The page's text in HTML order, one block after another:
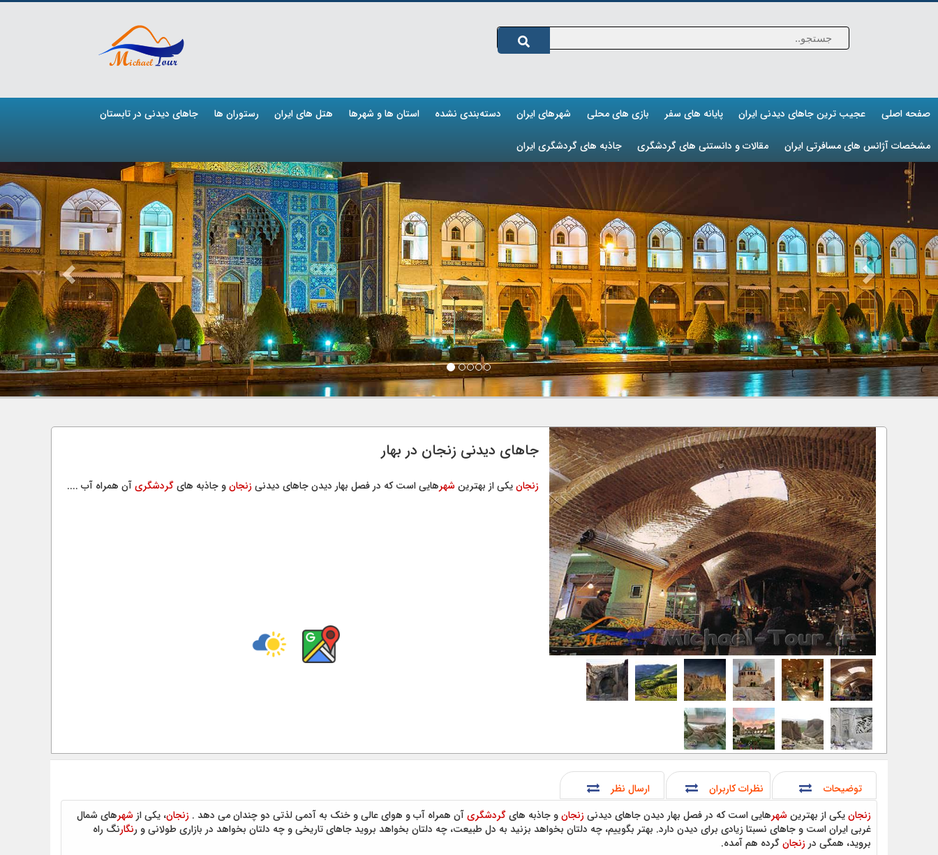
صفحه اصلی عجیب ترین جاهای دیدنی ایران پایانه های سفر بازی های محلی شهرهای ایران دسته‌بندی نشده استان ها و شهرها هتل های ایران رستوران ها جاهای دیدنی در تابستان
مشخصات آژانس های مسافرتی ایران مقالات و دانستنی های گردشگری جاذبه های گردشگری ایران
جاهای دیدنی زنجان در بهار
زنجانیکی از بهترینشهرهایی است که در فصل بهار دیدن جاهای دیدنیزنجانو جاذبه هایگردشگریآن همراه آب ....
توضیحات نظرات کاربران
ارسال نظر
زنجانیکی از بهترینشهرهایی است که در فصل بهار دیدن جاهای دیدنیزنجانو جاذبه هایگردشگریآن همراه آب و هوای عالی و خنک به آدمی لذتی دو چندان می دهد . زنجان، یکی از شهرهای شمال
غربی ایران است و جاهای نسبتا زیادی برای دیدن دارد. بهتر بگوییم، چه دلتان بخواهد بزنید به دل طبیعت، چه دلتان بخواهد بروید جاهای تاریخی و چه دلتان بخواهد در بازاری طولانی و رنگارنگ راه
بروید، همگی در زنجانگرده هم آمده.